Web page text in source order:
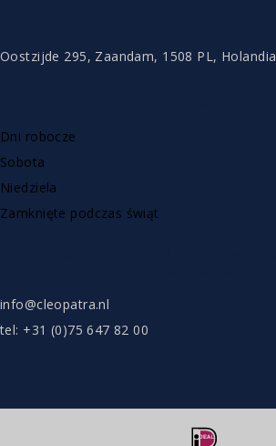
Oostzijde 295, Zaandam, 1508 PL, Holandia
Dni robocze
Sobota
Niedziela
Zamknięte podczas świąt
info@cleopatra.nl
tel: +31 (0)75 647 82 00